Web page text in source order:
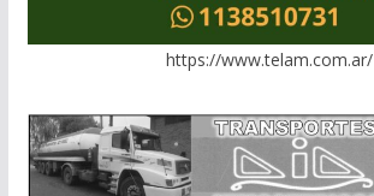
https://www.telam.com.ar/